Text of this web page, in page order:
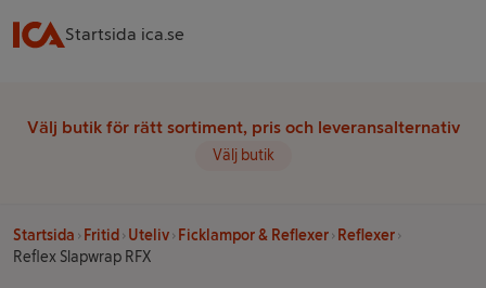
Startsida ica.se
Välj butik för rätt sortiment, pris och leveransalternativ
Välj butik
Startsida Fritid Uteliv Ficklampor & Reflexer
Reflexer
Reflex Slapwrap RFX